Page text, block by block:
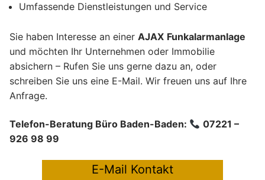
Umfassende Dienstleistungen und Service
Sie haben Interesse an einer AJAX Funkalarmanlage
und möchten Ihr Unternehmen oder Immobilie
absichern – Rufen Sie uns gerne dazu an, oder
schreiben Sie uns eine E-Mail. Wir freuen uns auf Ihre
Anfrage.
Telefon-Beratung Büro Baden-Baden:
07221 –
926 98 99
E-Mail Kontakt